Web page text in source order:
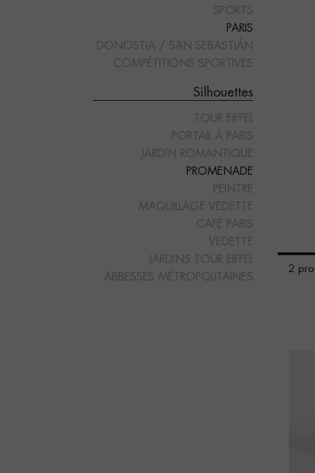
SPORTS
PARIS
DONOSTIA / SAN SEBASTIÁN
COMPÉTITIONS SPORTIVES
Silhouettes
TOUR EIFFEL
PORTAIL À PARIS
JARDIN ROMANTIQUE
PROMENADE
PEINTRE
MAQUILLAGE VEDETTE
CAFÉ PARIS
VEDETTE
JARDINS TOUR EIFFEL
ABBESSES MÉTROPOLITAINES
"PORTAIL À PARIS"
2